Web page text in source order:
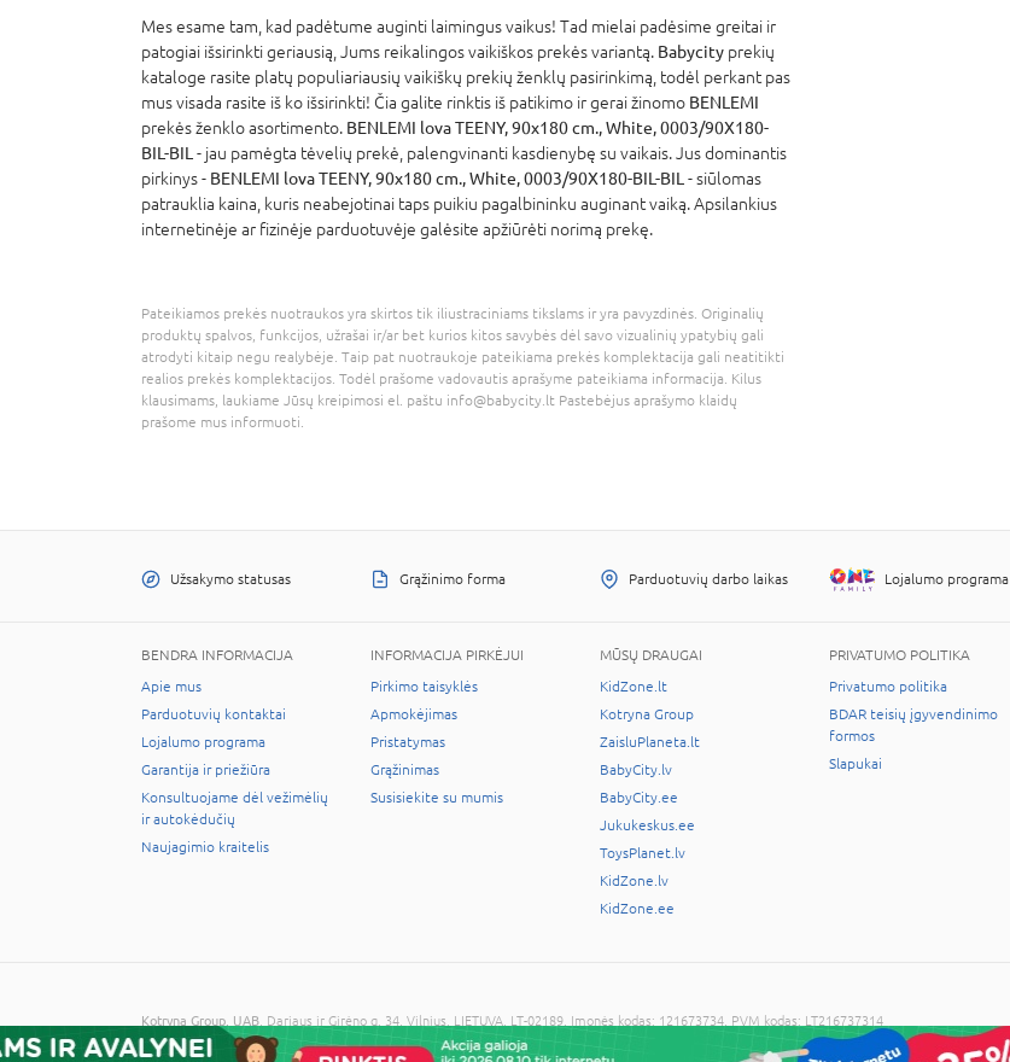
Mes esame tam, kad padėtume auginti laimingus vaikus! Tad mielai padėsime greitai ir
patogiai išsirinkti geriausią, Jums reikalingos vaikiškos prekės variantą. Babycity prekių
kataloge rasite platų populiariausių vaikiškų prekių ženklų pasirinkimą, todėl perkant pas
mus visada rasite iš ko išsirinkti! Čia galite rinktis iš patikimo ir gerai žinomo BENLEMI
prekės ženklo asortimento. BENLEMI lova TEENY, 90x180 cm., White, 0003/90X180-
BIL-BIL - jau pamėgta tėvelių prekė, palengvinanti kasdienybę su vaikais. Jus dominantis
pirkinys - BENLEMI lova TEENY, 90x180 cm., White, 0003/90X180-BIL-BIL - siūlomas
patrauklia kaina, kuris neabejotinai taps puikiu pagalbininku auginant vaiką. Apsilankius
internetinėje ar fizinėje parduotuvėje galėsite apžiūrėti norimą prekę.
Pateikiamos prekės nuotraukos yra skirtos tik iliustraciniams tikslams ir yra pavyzdinės. Originalių
produktų spalvos, funkcijos, užrašai ir/ar bet kurios kitos savybės dėl savo vizualinių ypatybių gali
atrodyti kitaip negu realybėje. Taip pat nuotraukoje pateikiama prekės komplektacija gali neatitikti
realios prekės komplektacijos. Todėl prašome vadovautis aprašyme pateikiama informacija. Kilus
klausimams, laukiame Jūsų kreipimosi el. paštu info@babycity.lt Pastebėjus aprašymo klaidų
prašome mus informuoti.
Užsakymo statusas Grąžinimo forma Parduotuvių darbo laikas Lojalumo programa
BENDRA INFORMACIJA
Apie mus
Parduotuvių kontaktai
Lojalumo programa
Garantija ir priežiūra
Konsultuojame dėl vežimėlių
ir autokėdučių
Naujagimio kraitelis
INFORMACIJA PIRKĖJUI
Pirkimo taisyklės
Apmokėjimas
Pristatymas
Grąžinimas
Susisiekite su mumis
MŪSŲ DRAUGAI
KidZone.lt
Kotryna Group
ZaisluPlaneta.lt
BabyCity.lv
BabyCity.ee
Jukukeskus.ee
ToysPlanet.lv
KidZone.lv
KidZone.ee
PRIVATUMO POLITIKA
Privatumo politika
BDAR teisių įgyvendinimo
formos
Slapukai
Kotryna Group, UAB , Dariaus ir Girėno g. 34, Vilnius, LIETUVA, LT-02189, Įmonės kodas: 121673734, PVM kodas: LT216737314
© 2026 Visos teisės saugomos. Kopijuoti informaciją be administracijos sutikimo draudžiama